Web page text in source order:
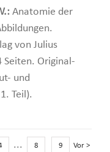
Anatomie der
von Julius
Seiten. Original-
und
Teil).
... 8 9 Vor >